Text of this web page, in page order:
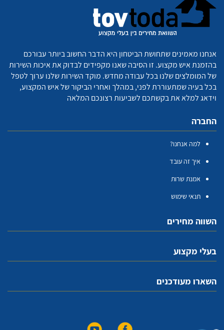
אנחנו מאמינים שתחושת הביטחון היא הדבר החשוב ביותר עבורכם
בהזמנת איש מקצוע. זו הסיבה שאנו מקפידים לבדוק את איכות השירות
של המומלצים שלנו בכל עבודה מחדש. מוקד השירות שלנו ערוך לטפל
בכל בעיה שמתעוררת לפני, במהלך ואחרי הביקור של איש המקצוע,
וידאג למלא את בקשתכם לשביעות רצונכם המלאה
החברה
למה אנחנו?
איך זה עובד
אמנת שרות
תנאי שימוש
השווה מחירים
בעלי מקצוע
השארו מעודכנים